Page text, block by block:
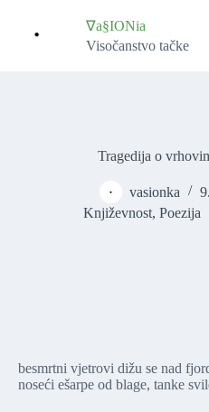
content
∇a§IONia
Visočanstvo tačke
Tragedija o
vasionka
Književnost,Poezija
besmrtni vjetrovi dižu se nad
noseći ešarpe od blage, tanke